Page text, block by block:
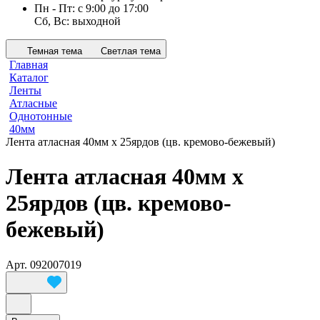
Пн - Пт: с 9:00 до 17:00
Сб, Вс: выходной
Темная тема Светлая тема
Главная
Каталог
Ленты
Атласные
Однотонные
40мм
Лента атласная 40мм х 25ярдов (цв. кремово-бежевый)
Лента атласная 40мм х
25ярдов (цв. кремово-
бежевый)
Арт. 092007019